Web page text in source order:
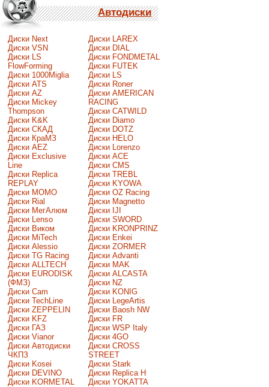
Автодиски
Диски Next
Диски VSN
Диски LS
FlowForming
Диски 1000Miglia
Диски ATS
Диски AZ
Диски Mickey
Thompson
Диски K&K
Диски СКАД
Диски КраМЗ
Диски AEZ
Диски Exclusive
Line
Диски Replica
REPLAY
Диски MOMO
Диски Rial
Диски МегАлюм
Диски Lenso
Диски Виком
Диски MiTech
Диски Alessio
Диски TG Racing
Диски ALLTECH
Диски EURODISK
(ФМЗ)
Диски Cam
Диски TechLine
Диски ZEPPELIN
Диски KFZ
Диски ГАЗ
Диски Vianor
Диски Автодиски
ЧКПЗ
Диски Kosei
Диски DEVINO
Диски KORMETAL
Диски LAREX
Диски DIAL
Диски FONDMETAL
Диски FUTEK
Диски LS
Диски Roner
Диски AMERICAN
RACING
Диски CATWILD
Диски Diamo
Диски DOTZ
Диски HELO
Диски Lorenzo
Диски ACE
Диски CMS
Диски TREBL
Диски KYOWA
Диски OZ Racing
Диски Magnetto
Диски IJI
Диски SWORD
Диски KRONPRINZ
Диски Enkei
Диски ZORMER
Диски Advanti
Диски MAK
Диски ALCASTA
Диски NZ
Диски KONIG
Диски LegeArtis
Диски Baosh NW
Диски FR
Диски WSP Italy
Диски 4GO
Диски CROSS
STREET
Диски Stark
Диски Replica H
Диски YOKATTA